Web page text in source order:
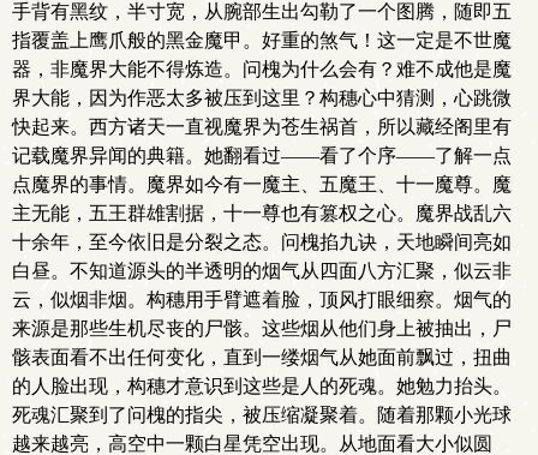
手背有黑纹，半寸宽，从腕部生出勾勒了一个图腾，随即五
指覆盖上鹰爪般的黑金魔甲。好重的煞气！这一定是不世魔
器，非魔界大能不得炼造。问槐为什么会有？难不成他是魔
界大能，因为作恶太多被压到这里？构穗心中猜测，心跳微
快起来。西方诸天一直视魔界为苍生祸首，所以藏经阁里有
记载魔界异闻的典籍。她翻看过——看了个序——了解一点
点魔界的事情。魔界如今有一魔主、五魔王、十一魔尊。魔
主无能，五王群雄割据，十一尊也有篡权之心。魔界战乱六
十余年，至今依旧是分裂之态。问槐掐九诀，天地瞬间亮如
白昼。不知道源头的半透明的烟气从四面八方汇聚，似云非
云，似烟非烟。构穗用手臂遮着脸，顶风打眼细察。烟气的
来源是那些生机尽丧的尸骸。这些烟从他们身上被抽出，尸
骸表面看不出任何变化，直到一缕烟气从她面前飘过，扭曲
的人脸出现，构穗才意识到这些是人的死魂。她勉力抬头。
死魂汇聚到了问槐的指尖，被压缩凝聚着。随着那颗小光球
越来越亮，高空中一颗白星凭空出现。从地面看大小似圆